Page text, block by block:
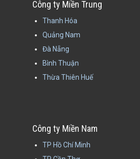
Công ty Miền Trung
Thanh Hóa
Quảng Nam
Đà Nẵng
Bình Thuận
Thừa Thiên Huế
Công ty Miền Nam
TP Hồ Chí Minh